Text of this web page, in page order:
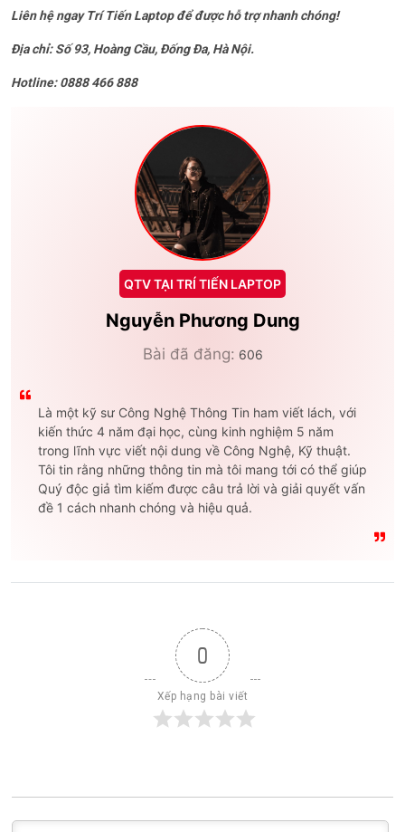
Liên hệ ngay Trí Tiến Laptop để được hỗ trợ nhanh chóng!
Địa chỉ: Số 93, Hoàng Cầu, Đống Đa, Hà Nội.
Hotline: 0888 466 888
QTV TẠI TRÍ TIẾN LAPTOP
Nguyễn Phương Dung
Bài đã đăng: 606
Là một kỹ sư Công Nghệ Thông Tin ham viết lách, với
kiến thức 4 năm đại học, cùng kinh nghiệm 5 năm
trong lĩnh vực viết nội dung về Công Nghệ, Kỹ thuật.
Tôi tin rằng những thông tin mà tôi mang tới có thể giúp
Quý độc giả tìm kiếm được câu trả lời và giải quyết vấn
đề 1 cách nhanh chóng và hiệu quả.
0
Xếp hạng bài viết